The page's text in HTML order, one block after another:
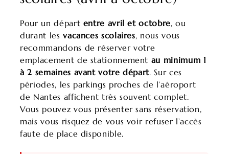
Pour un départ entre avril et octobre, ou
durant lesvacances scolaires, nous vous
recommandons de réserver votre
emplacement de stationnement au minimum 1
à 2 semaines avant votre départ. Sur ces
périodes, les parkings proches de l’aéroport
de Nantes affichent très souvent complet.
Vous pouvez vous présenter sans réservation,
mais vous risquez de vous voir refuser l’accès
faute de place disponible.